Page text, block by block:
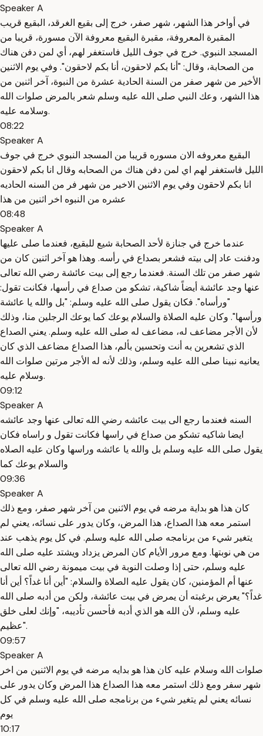
Speaker A
في أواخر هذا الشهر، شهر صفر، خرج إلى بقيع الغرقد، البقيع قريب
المقبرة المعروفة، مقبرة البقيع معروفة الآن مسورة، قريبا من
المسجد النبوي. خرج في جوف الليل فاستغفر لهم، أي لمن دفن هناك
من الصحابة، وقال: "أنا بكم لاحقون، أنا بكم لاحقون". وفي يوم الاثنين
الأخير من شهر صفر من السنة الحادية عشرة من النبوة، آخر اثنين من
هذا الشهر، وعك النبي صلى الله عليه وسلم شعر بالمرض صلوات الله
وسلامه عليه.
08:22
Speaker A
البقيع معروفه الان مسوره قريبا من المسجد النبوي خرج في جوف
الليل فاستغفر لهم اي لمن دفن هناك من الصحابه وقال انا بكم لاحقون
انا بكم لاحقون وفي يوم الاثنين الاخير من شهر فر من السنه الحاديه
عشره من النبوه اخر اثنين من هذا
08:48
Speaker A
عندما خرج في جنازة لأحد الصحابة شيع للبقيع، فعندما صلى عليها
ودفنت عاد إلى بيته فشعر بصداع في رأسه. وهذا هو آخر اثنين كان من
شهر صفر من تلك السنة. فعندما رجع إلى بيت عائشة رضي الله تعالى
عنها وجد عائشة أيضاً شاكية، تشكو من صداع في رأسها، فكانت تقول:
"ورأساه". فكان يقول صلى الله عليه وسلم: "بل والله يا عائشة
ورأسها". وكان عليه الصلاة والسلام يوعك كما يوعك الرجلين منا، وذلك
لأن الأجر مضاعف له، مضاعف له صلى الله عليه وسلم. يعني الصداع
الذي تشعرين به أنت وتحسين بألم، هذا الصداع مضاعف الذي كان
يعانيه نبينا صلى الله عليه وسلم، وذلك لأنه له الأجر مرتين صلوات الله
وسلام عليه.
09:12
Speaker A
السنه فعندما رجع الى بيت عائشه رضي الله تعالى عنها وجد عائشه
ايضا شاكيه تشكو من صداع في راسها فكانت تقول و راساه فكان
يقول صلى الله عليه وسلم بل والله يا عائشه وراسها وكان عليه الصلاه
والسلام يوعك كما
09:36
Speaker A
كان هذا هو بداية مرضه في يوم الاثنين من آخر شهر صفر، ومع ذلك
استمر معه هذا الصداع، هذا المرض، وكان يدور على نسائه، يعني لم
يتغير شيء من برنامجه صلى الله عليه وسلم. في كل يوم يذهب عند
من هي نوبتها. ومع مرور الأيام كان المرض يزداد ويشتد عليه صلى الله
عليه وسلم، حتى إذا وصلت النوبة في بيت ميمونة رضي الله تعالى
عنها أم المؤمنين، كان يقول عليه الصلاة والسلام: "أين أنا غداً؟ أين أنا
غداً؟" يعرض برغبته أن يمرض في بيت عائشة، ولكن من أدبه صلى الله
عليه وسلم، لأن الله هو الذي أدبه فأحسن تأديبه، "وإنك لعلى خلق
عظيم".
09:57
Speaker A
صلوات الله وسلام عليه كان هذا هو بدايه مرضه في يوم الاثنين من اخر
شهر سفر ومع ذلك استمر معه هذا الصداع هذا المرض وكان يدور على
نسائه يعني لم يتغير شيء من برنامجه صلى الله عليه وسلم في كل
يوم
10:17